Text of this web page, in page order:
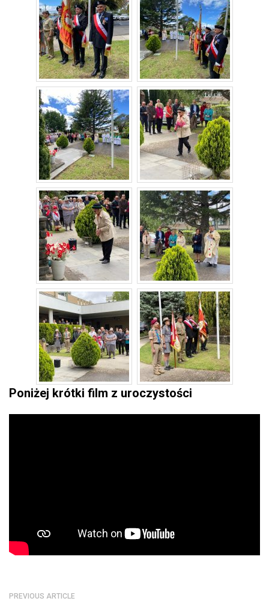
Poniżej krótki film z uroczystości
PREVIOUS ARTICLE